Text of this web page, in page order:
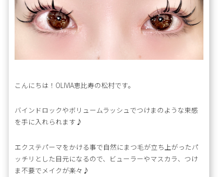
こんにちは！OLIVIA恵比寿の松村です。
バインドロックやボリュームラッシュでつけまのような束感
を手に入れられます♪
エクステパーマをかける事で自然にまつ毛が立ち上がったパ
ッチリとした目元になるので、ビューラーやマスカラ、つけ
ま不要でメイクが楽々♪